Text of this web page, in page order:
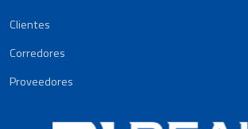
Clientes
Corredores
Proveedores